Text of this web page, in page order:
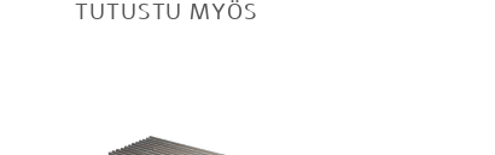
TUTUSTU MYÖS